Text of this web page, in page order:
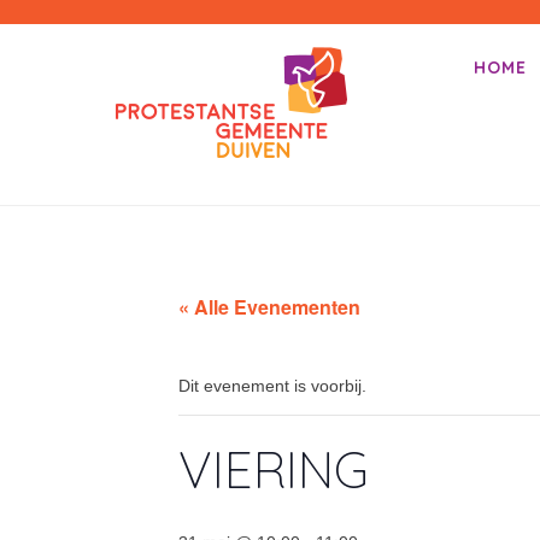
Primair
Spring
HOME
« Alle Evenementen
Dit evenement is voorbij.
VIERING